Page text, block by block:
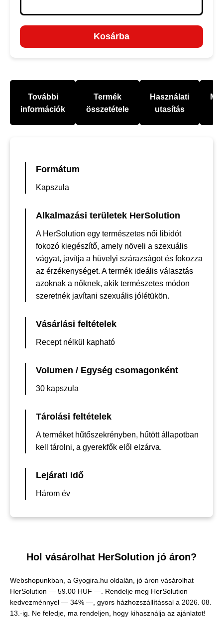
Kosárba
További
információk
Termék
összetétele
Használati
utasítás
Formátum
Kapszula
Alkalmazási területek HerSolution
A HerSolution egy természetes női libidót
fokozó kiegészítő, amely növeli a szexuális
vágyat, javítja a hüvelyi szárazságot és fokozza
az érzékenységet. A termék ideális választás
azoknak a nőknek, akik természetes módon
szeretnék javítani szexuális jólétükön.
Vásárlási feltételek
Recept nélkül kapható
Volumen / Egység csomagonként
30 kapszula
Tárolási feltételek
A terméket hűtőszekrényben, hűtött állapotban
kell tárolni, a gyerekfők elől elzárva.
Lejárati idő
Három év
Hol vásárolhat HerSolution jó áron?
Webshopunkban, a Gyogira.hu oldalán, jó áron vásárolhat
HerSolution — 59.00 HUF — . Rendelje meg HerSolution
kedvezménnyel — 34% —, gyors házhozszállítással a 2026. 08.
13.-ig. Ne feledje, ma rendeljen, hogy kihasználja az ajánlatot!